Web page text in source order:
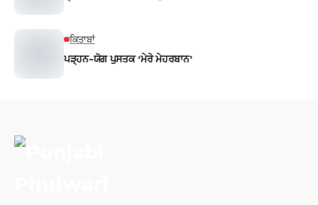
ਕਿਤਾਬਾਂ
ਪੜ੍ਹਨ-ਯੋਗ ਪੁਸਤਕ ‘ਮੇਰੇ ਮੇਹਰਬਾਨ’